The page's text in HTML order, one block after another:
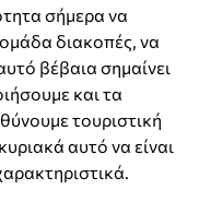
σήμερα να
διακοπές, να
βέβαια σημαίνει
και τα
τουριστική
αυτό να είναι